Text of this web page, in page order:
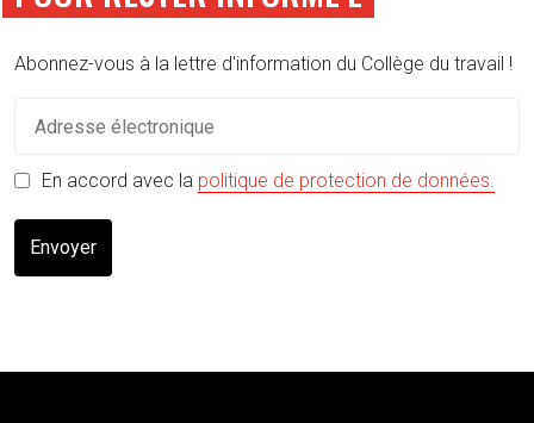
Abonnez-vous à la lettre d'information du Collège du travail !
En accord avec la politique de protection de données.
Envoyer